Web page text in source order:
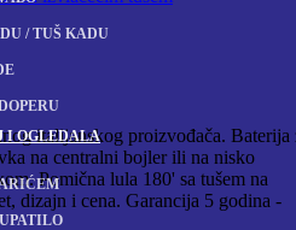
/ TUŠ KADU
I OGLEDALA
italijanskog proizvođača. Baterija
na centralni bojler ili na nisko
Pomična lula 180' sa tušem na
dizajn i cena. Garancija 5 godina -